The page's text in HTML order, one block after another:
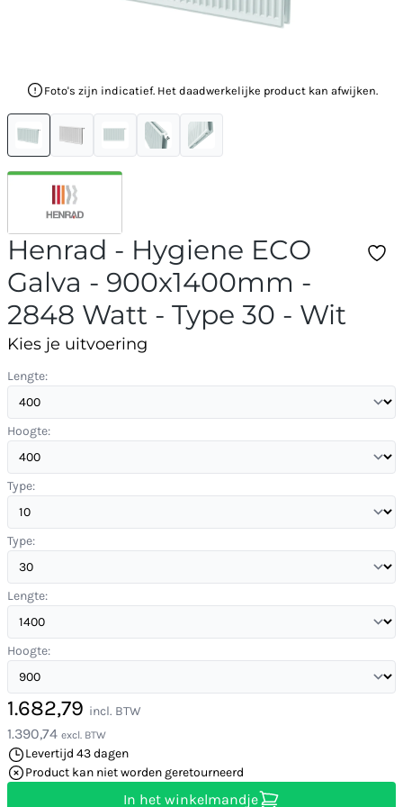
Foto's zijn indicatief. Het daadwerkelijke product kan afwijken.
Henrad - Hygiene ECO
Galva - 900x1400mm -
2848 Watt - Type 30 - Wit
Kies je uitvoering
Lengte:
Hoogte:
Type:
Type:
Lengte:
Hoogte:
1.682,79 incl. BTW
1.390,74 excl. BTW
Levertijd 43 dagen
Product kan niet worden geretourneerd
In het winkelmandje